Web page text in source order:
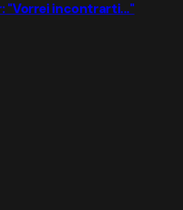
"Vorrei incontrarti..."